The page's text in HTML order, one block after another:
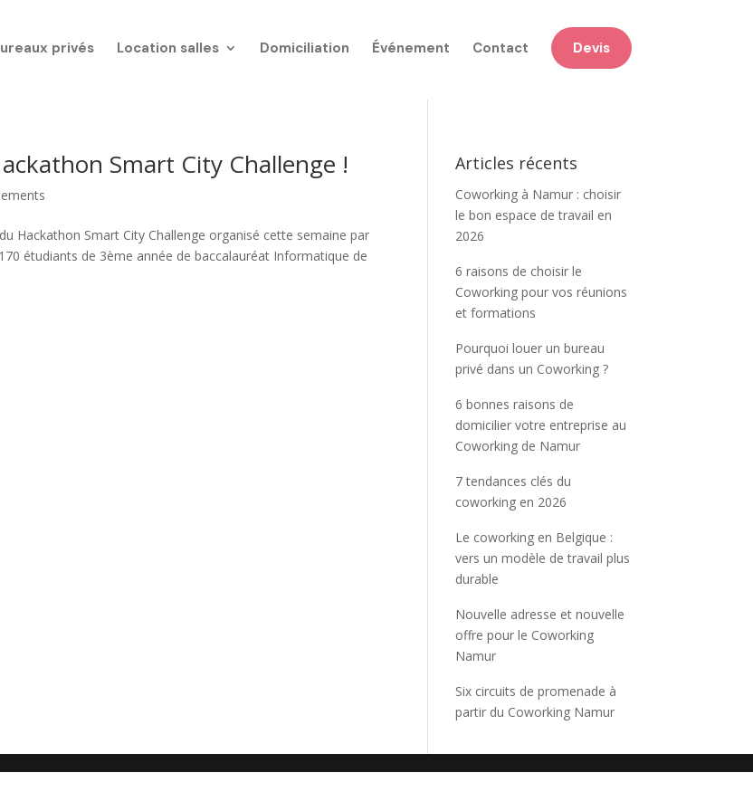
privés Location salles Domiciliation Événement Contact Devis
Smart City Challenge !
Hackathon Smart City Challenge organisé cette semaine par
étudiants de 3ème année de baccalauréat Informatique de
Articles récents
Coworking à Namur : choisir
le bon espace de travail en
2026
6 raisons de choisir le
Coworking pour vos réunions
et formations
Pourquoi louer un bureau
privé dans un Coworking ?
6 bonnes raisons de
domicilier votre entreprise au
Coworking de Namur
7 tendances clés du
coworking en 2026
Le coworking en Belgique :
vers un modèle de travail plus
durable
Nouvelle adresse et nouvelle
offre pour le Coworking
Namur
Six circuits de promenade à
partir du Coworking Namur